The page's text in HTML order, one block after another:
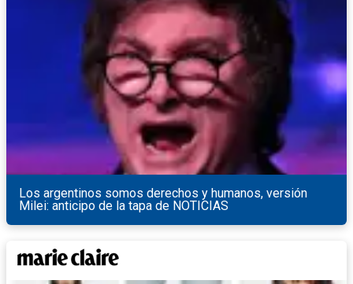
Los argentinos somos derechos y humanos, versión
Milei: anticipo de la tapa de NOTICIAS